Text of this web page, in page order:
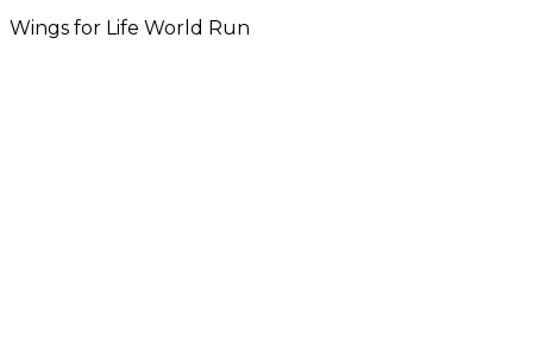
Wings for Life World Run